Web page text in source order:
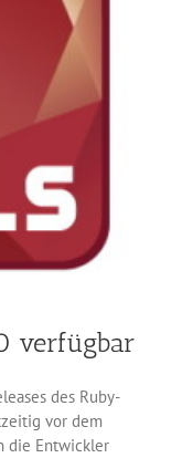
verfügbar
des Ruby-
vor dem
die Entwickler